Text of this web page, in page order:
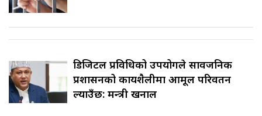
डिजिटल प्रविधिको उपयोगले सार्वजनिक
प्रशासनको कार्यशैलीमा आमूल परिवर्तन
ल्याउँछ: मन्त्री खनाल